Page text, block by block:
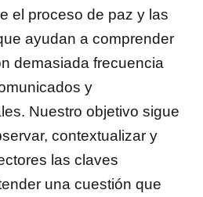
el proceso de paz y las
ayudan a comprender
demasiada frecuencia
y
Nuestro objetivo sigue
contextualizar y
las claves
una cuestión que